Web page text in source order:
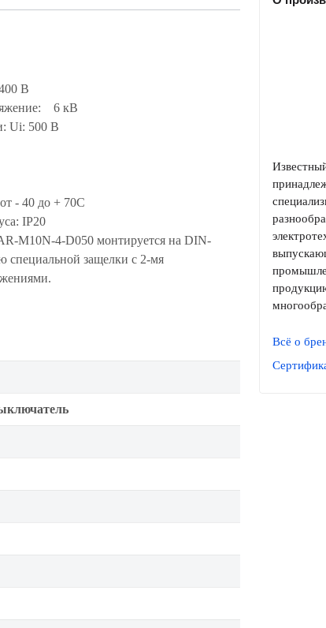
В
6 кВ
Ui: 500 В
- 40 до + 70С
IP20
M10N-4-D050 монтируется на DIN-
специальной защелки с 2-мя
Всё о